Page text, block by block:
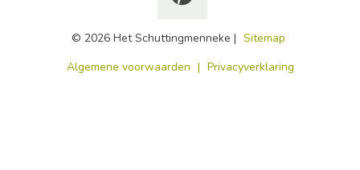
© 2026 Het Schuttingmenneke | Sitemap
​Algemene voorwaarden | Privacyverklaring